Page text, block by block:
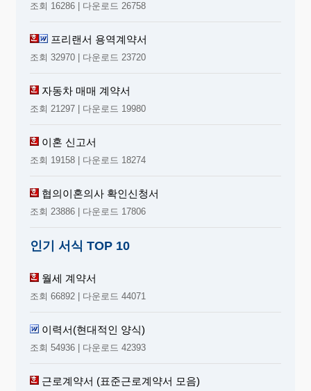
조회 16286 | 다운로드 26758
프리랜서 용역계약서
조회 32970 | 다운로드 23720
자동차 매매 계약서
조회 21297 | 다운로드 19980
이혼 신고서
조회 19158 | 다운로드 18274
협의이혼의사 확인신청서
조회 23886 | 다운로드 17806
인기 서식 TOP 10
월세 계약서
조회 66892 | 다운로드 44071
이력서(현대적인 양식)
조회 54936 | 다운로드 42393
근로계약서 (표준근로계약서 모음)